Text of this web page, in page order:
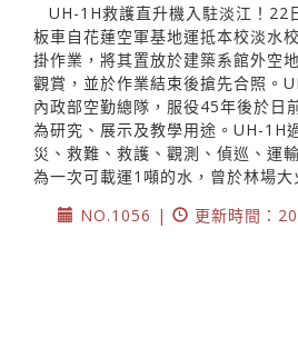
UH-1H救護直升機入駐淡江！22
板車自花蓮空軍基地運抵本校淡水
掛作業，將其置放於建築系館外空
觀賞，並於作業結束後搶先合照。
內政部空勤總隊，服役45年後於日
為研究、展示及教學用途。UH-1H
災、救難、救護、觀測、偵巡、運
為一次可載運1噸的水，曾於林場大
NO.1056 |
更新時間：